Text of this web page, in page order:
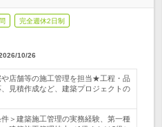
完全週休2日制
10/26
店舗等の施工管理を担当★工程・品
見積作成など、建築プロジェクトの
＞建築施工管理の実務経験、第一種